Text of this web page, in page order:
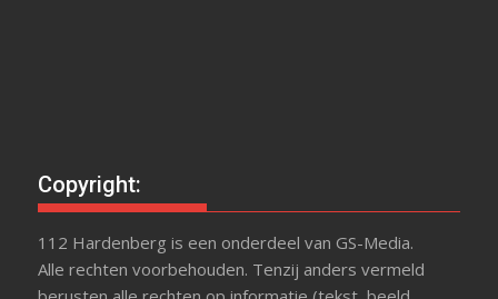
Copyright:
112 Hardenberg is een onderdeel van GS-Media.
Alle rechten voorbehouden. Tenzij anders vermeld